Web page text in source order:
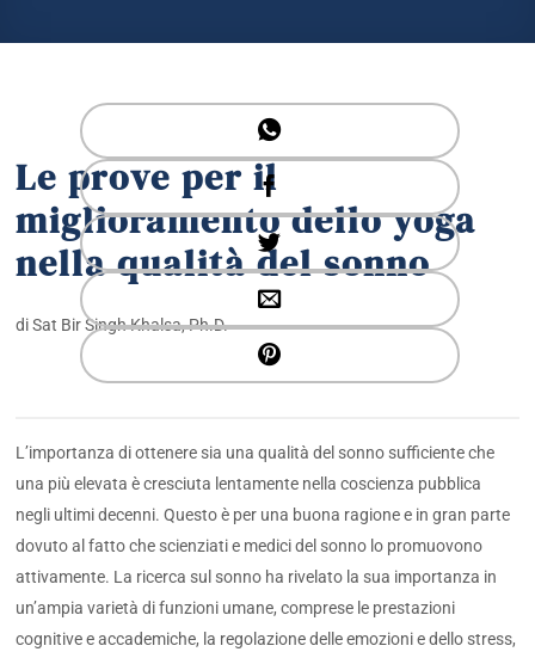
Le prove per il
miglioramento dello yoga
nella qualità del sonno
di Sat Bir Singh Khalsa, Ph.D.
L’importanza di ottenere sia una qualità del sonno sufficiente che
una più elevata è cresciuta lentamente nella coscienza pubblica
negli ultimi decenni. Questo è per una buona ragione e in gran parte
dovuto al fatto che scienziati e medici del sonno lo promuovono
attivamente. La ricerca sul sonno ha rivelato la sua importanza in
un’ampia varietà di funzioni umane, comprese le prestazioni
cognitive e accademiche, la regolazione delle emozioni e dello stress,